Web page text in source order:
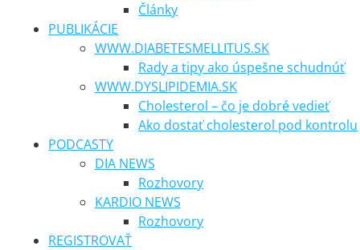
Články
PUBLIKÁCIE
WWW.DIABETESMELLITUS.SK
Rady a tipy ako úspešne schudnúť
WWW.DYSLIPIDEMIA.SK
Cholesterol – čo je dobré vedieť
Ako dostať cholesterol pod kontrolu
PODCASTY
DIA NEWS
Rozhovory
KARDIO NEWS
Rozhovory
REGISTROVAŤ